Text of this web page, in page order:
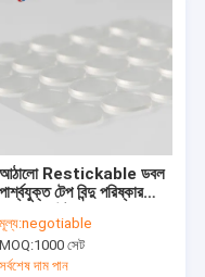
আঠালো Restickable ডবল
পার্শ্বযুক্ত টেপ বিন্দু পরিষ্কার
মূল্য:negotiable
MOQ:1000 সেট
সর্বশেষ দাম পান